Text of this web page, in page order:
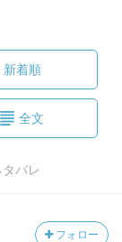
新着順
全文
タバレ
フォロー